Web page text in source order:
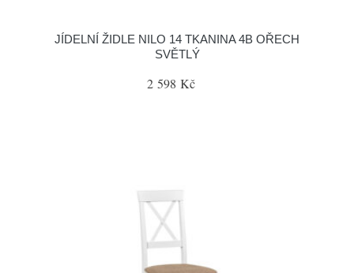
JÍDELNÍ ŽIDLE NILO 14 TKANINA 4B OŘECH
SVĚTLÝ
2 598 Kč